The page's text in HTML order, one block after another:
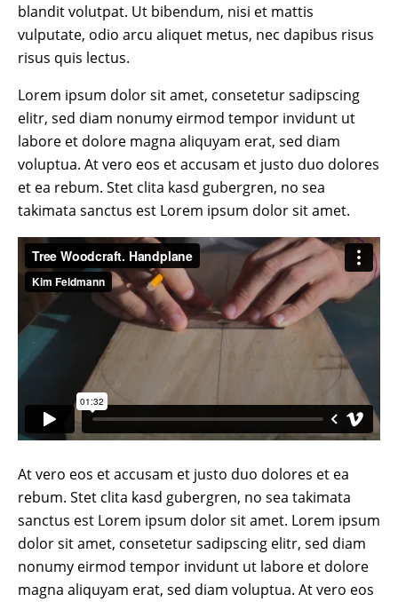
blandit volutpat. Ut bibendum, nisi et mattis
vulputate, odio arcu aliquet metus, nec dapibus risus
risus quis lectus.
Lorem ipsum dolor sit amet, consetetur sadipscing
elitr, sed diam nonumy eirmod tempor invidunt ut
labore et dolore magna aliquyam erat, sed diam
voluptua. At vero eos et accusam et justo duo dolores
et ea rebum. Stet clita kasd gubergren, no sea
takimata sanctus est Lorem ipsum dolor sit amet.
At vero eos et accusam et justo duo dolores et ea
rebum. Stet clita kasd gubergren, no sea takimata
sanctus est Lorem ipsum dolor sit amet. Lorem ipsum
dolor sit amet, consetetur sadipscing elitr, sed diam
nonumy eirmod tempor invidunt ut labore et dolore
magna aliquyam erat, sed diam voluptua. At vero eos